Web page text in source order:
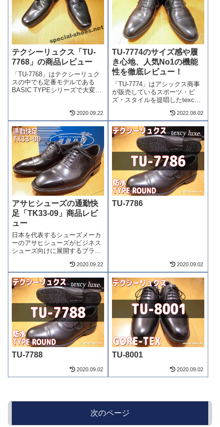
テクシーリュクス「TU-
7768」の商品レビュー
「TU-7768」はテクシーリュク
スの中でも定番モデルである
BASIC TYPEシリーズで大変人
定番デザインでありながら構造
上、長く歩いてもヘタリが少な
い頑丈さもあり、歩くことや長
く履く...
2020.09.22
TU-7774のサイズ感や履
き心地、人気No1の機能
性を徹底レビュー！
「TU-7774」はアシックス商事
が販売しているスポーツ・ビ
ズ・スタイルを提唱したtexcy
でも定番モデルのBASIC TYPE
として常に人気があり、
amazonでも400件→800件
→1200件→3000...
2022.08.02
アサヒシューズの通勤快
足「TK33-09」商品レビ
ュー
日本を代表するシューズメーカ
ーのアサヒシューズがビジネス
シューズ向けに展開するブラン
「通勤快足」は快適機能と美し
いシルエットのビジネスシュー
ズというコンセプトからも正に
機能性ビジネスシューズと言
え、中でも「TK3...
2020.09.22
TU-7786
2020.09.02
TU-7788
2020.09.02
TU-8001
2020.09.02
次のページ